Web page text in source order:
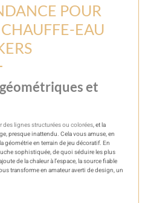
POUR
EAU
et
lignes structurées ou colorées, et la
presque inattendu. Cela vous amuse, en
géométrie en terrain de jeu décoratif. En
sophistiquée, de quoi séduire les plus
de la chaleur à l’espace, la source fiable
transforme en amateur averti de design, un